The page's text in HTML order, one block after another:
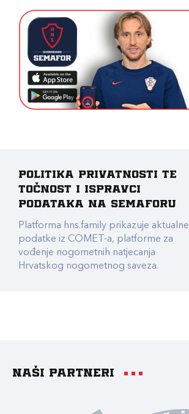
Politika privatnosti te
točnost i ispravci
podataka na Semaforu
Platforma hns.family prikazuje aktualne
podatke iz COMET-a, platforme za
vođenje nogometnih natjecanja
Hrvatskog nogometnog saveza.
Naši partneri